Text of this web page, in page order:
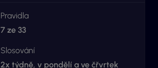
Pravidla
7 ze 33
Slosování
2x týdně, v pondělí a ve čřvrtek